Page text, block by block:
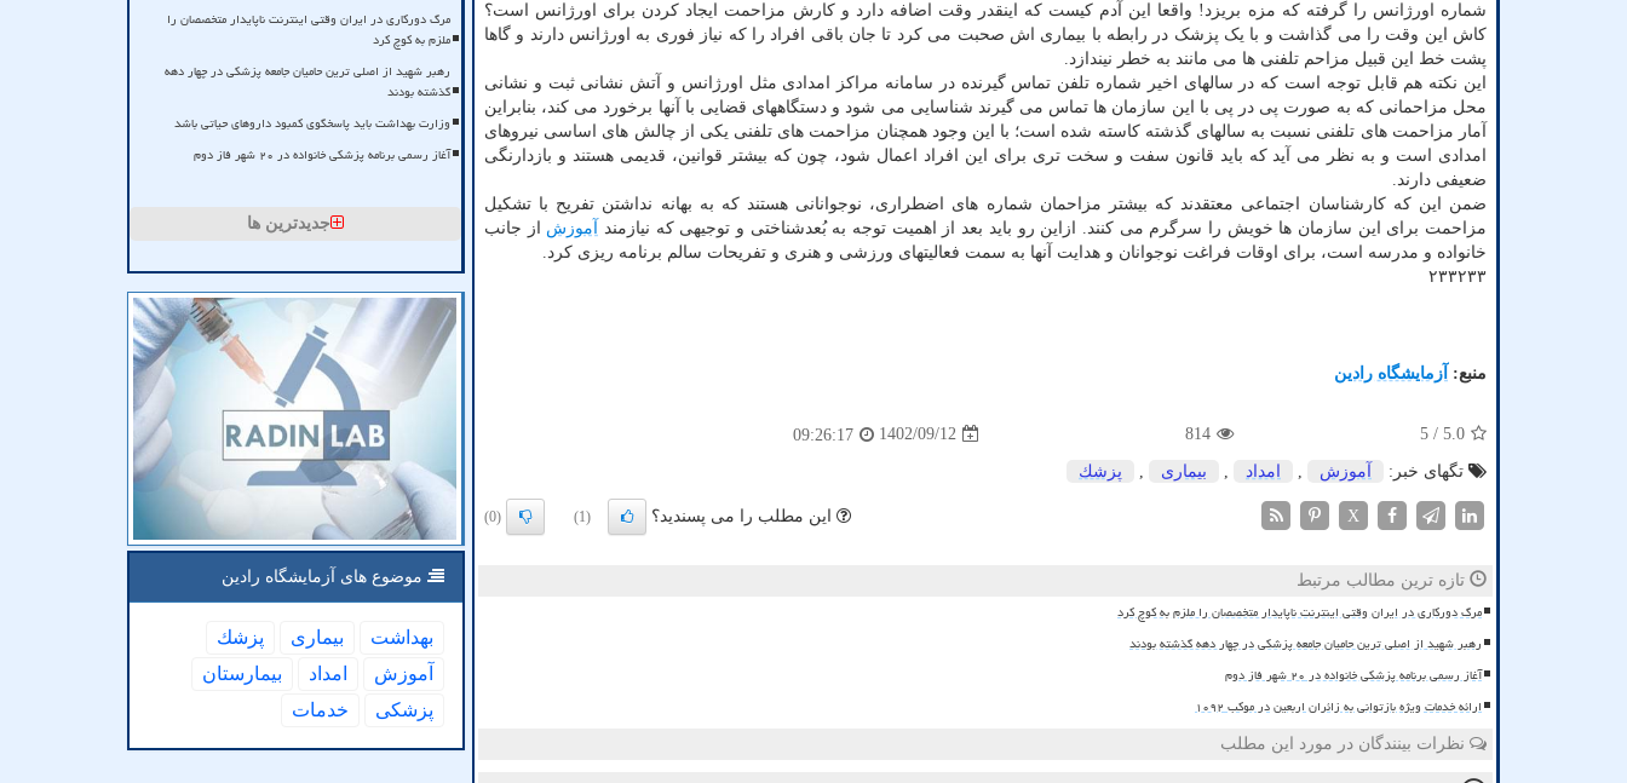
شماره اورژانس را گرفته که مزه بریزد! واقعا این آدم کیست که اینقدر وقت اضافه دارد و کارش مزاحمت ایجاد کردن برای اورژانس است؟
کاش این وقت را می گذاشت و با یک پزشک در رابطه با بیماری اش صحبت می کرد تا جان باقی افراد را که نیاز فوری به اورژانس دارند و گاها
پشت خط این قبیل مزاحم تلفنی ها می مانند به خطر نیندازد.
این نکته هم قابل توجه است که در سالهای اخیر شماره تلفن تماس گیرنده در سامانه مراکز امدادی مثل اورژانس و آتش نشانی ثبت و نشانی
محل مزاحمانی که به صورت پی در پی با این سازمان ها تماس می گیرند شناسایی می شود و دستگاههای قضایی با آنها برخورد می کند، بنابراین
آمار مزاحمت های تلفنی نسبت به سالهای گذشته کاسته شده است؛ با این وجود همچنان مزاحمت های تلفنی یکی از چالش های اساسی نیروهای
امدادی است و به نظر می آید که باید قانون سفت و سخت تری برای این افراد اعمال شود، چون که بیشتر قوانین، قدیمی هستند و بازدارنگی
ضعیفی دارند.
ضمن این که کارشناسان اجتماعی معتقدند که بیشتر مزاحمان شماره های اضطراری، نوجوانانی هستند که به بهانه نداشتن تفریح با تشکیل
مزاحمت برای این سازمان ها خویش را سرگرم می کنند. ازاین رو باید بعد از اهمیت توجه به بُعدشناختی و توجیهی که نیازمند
آموزش از جانب
خانواده و مدرسه است، برای اوقات فراغت نوجوانان و هدایت آنها به سمت فعالیتهای ورزشی و هنری و تفریحات سالم برنامه ریزی کرد.
۲۳۳۲۳۳
منبع: آزمایشگاه رادین
5.0
/ 5
814
1402/09/12
09:26:17
تگهای خبر:
آموزش امداد بیماری پزشك
X این مطلب را می پسندید؟ (1)
(0)
تازه ترین مطالب مرتبط
مرگ دورکاری در ایران وقتی اینترنت ناپایدار متخصصان را ملزم به کوچ کرد
رهبر شهید از اصلی ترین حامیان جامعه پزشکی در چهار دهه گذشته بودند
آغاز رسمی برنامه پزشکی خانواده در ۲۰ شهر فاز دوم
ارائه خدمات ویژه بازتوانی به زائران اربعین در موکب ۱۰۹۲
نظرات بینندگان در مورد این مطلب
مرگ دورکاری در ایران وقتی اینترنت ناپایدار متخصصان را
ملزم به کوچ کرد
رهبر شهید از اصلی ترین حامیان جامعه پزشکی در چهار دهه
گذشته بودند
وزارت بهداشت باید پاسخگوی کمبود داروهای حیاتی باشد
آغاز رسمی برنامه پزشکی خانواده در ۲۰ شهر فاز دوم
جدیدترین ها
موضوع های آزمایشگاه رادین
بهداشت بیماری
پزشك
آموزش
امداد
بیمارستان
پزشكی
خدمات